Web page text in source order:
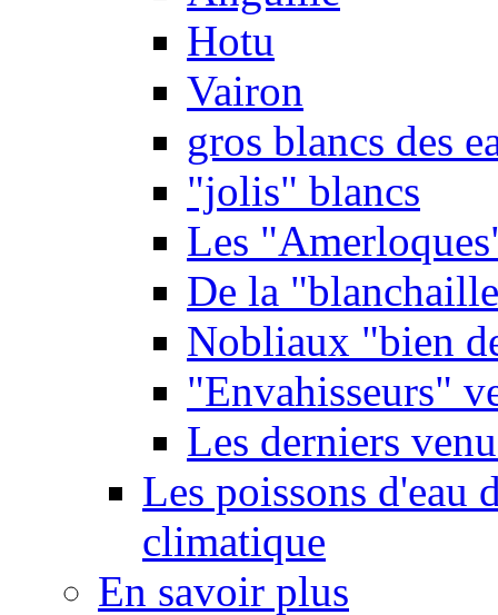
Hotu
Vairon
gros blancs des
"jolis" blancs
Les
De la
Nobliaux "bien
"Envahisseurs"
Les derniers
Les poissons d'eau
climatique
En savoir plus